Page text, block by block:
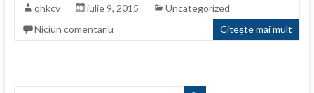
qhkcv iulie 9, 2015
Uncategorized
Niciun comentariu
Citește mai mult